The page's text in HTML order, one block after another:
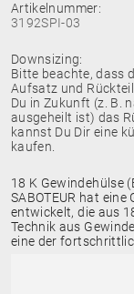
Artikelnummer:
3192SPI-03
Downsizing:
Bitte beachte, dass
Aufsatz und
Du in Zukunft (z. B.
ausgeheilt ist) das
kannst Du Dir eine
kaufen.
18 K Gewindehülse
SABOTEUR hat
entwickelt, die aus
Technik aus
eine der